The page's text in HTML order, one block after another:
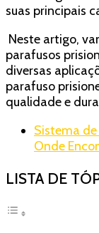
suas principais
Neste artigo,
parafusos
diversas
parafuso
qualidade e
Sistema de
Onde
LISTA DE